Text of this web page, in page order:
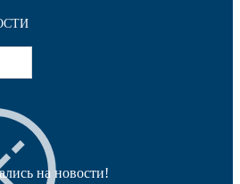
на новости!